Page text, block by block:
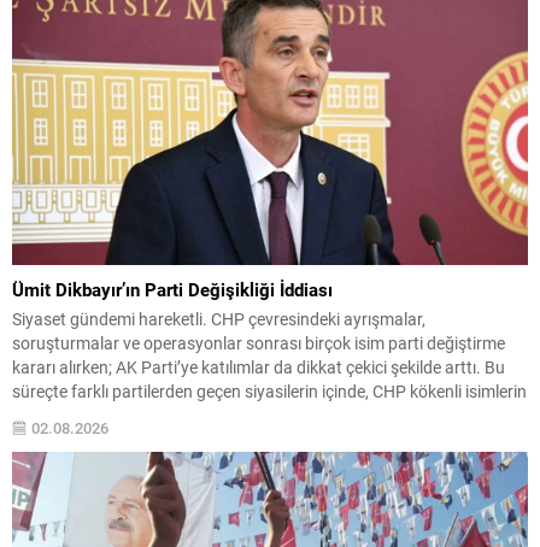
Ümit Dikbayır’ın Parti Değişikliği İddiası
Siyaset gündemi hareketli. CHP çevresindeki ayrışmalar,
soruşturmalar ve operasyonlar sonrası birçok isim parti değiştirme
kararı alırken; AK Parti’ye katılımlar da dikkat çekici şekilde arttı. Bu
süreçte farklı partilerden geçen siyasilerin içinde, CHP kökenli isimlerin
öne çıktığı gözlendi. Sakarya Milletvekili Ümit Dikbayır hakkında son
dönemde en çok konuşulan konu, tekrar bir...
02.08.2026